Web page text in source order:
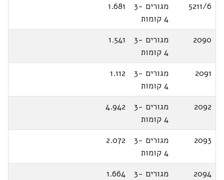
5211/6
מגורים 3-
4 קומות
1.681
2090
מגורים 3-
4 קומות
1.541
2091
מגורים 3-
4 קומות
1.112
2092
מגורים 3-
4 קומות
4.942
2093
מגורים 3-
4 קומות
2.072
2094
מגורים 3-
1.664